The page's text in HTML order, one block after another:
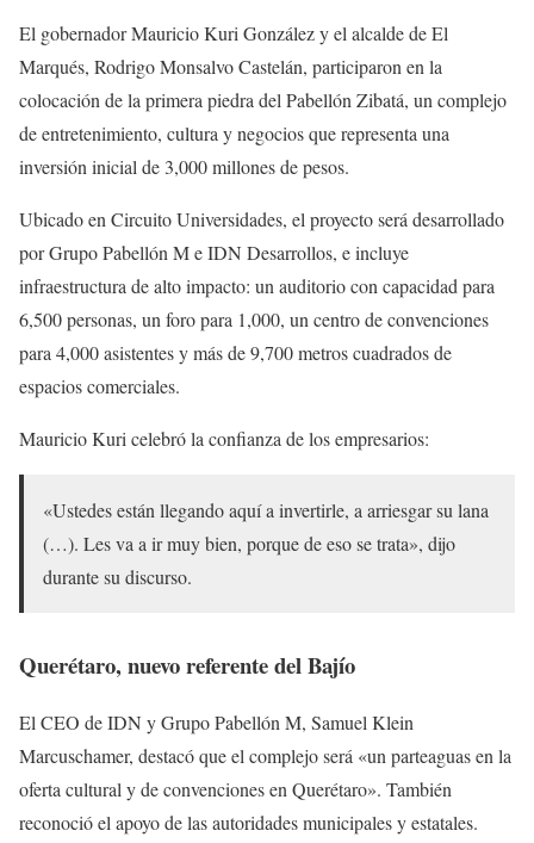
El gobernador Mauricio Kuri González y el alcalde de El
Marqués, Rodrigo Monsalvo Castelán, participaron en la
colocación de la primera piedra del Pabellón Zibatá, un complejo
de entretenimiento, cultura y negocios que representa una
inversión inicial de 3,000 millones de pesos.
Ubicado en Circuito Universidades, el proyecto será desarrollado
por Grupo Pabellón M e IDN Desarrollos, e incluye
infraestructura de alto impacto: un auditorio con capacidad para
6,500 personas, un foro para 1,000, un centro de convenciones
para 4,000 asistentes y más de 9,700 metros cuadrados de
espacios comerciales.
Mauricio Kuri celebró la confianza de los empresarios:
«Ustedes están llegando aquí a invertirle, a arriesgar su lana
(…). Les va a ir muy bien, porque de eso se trata», dijo
durante su discurso.
Querétaro, nuevo referente del Bajío
El CEO de IDN y Grupo Pabellón M, Samuel Klein
Marcuschamer, destacó que el complejo será «un parteaguas en la
oferta cultural y de convenciones en Querétaro». También
reconoció el apoyo de las autoridades municipales y estatales.